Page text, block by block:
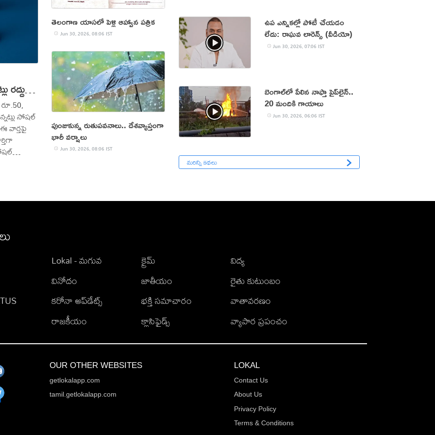
సోషల్
వార్తపై
తెలంగాణ యాసలో పెళ్లి ఆహ్వాన పత్రిక
Jun 30, 2026, 08:06 IST
పుంజుకున్న రుతుపవనాలు.. దేశవ్యాప్తంగా
భారీ వర్షాలు
Jun 30, 2026, 08:06 IST
ఉప ఎన్నికల్లో పోటీ చేయడం
లేదు: రాఘవ లారెన్స్ (వీడియో)
Jun 30, 2026, 07:06 IST
బెంగాల్‌లో పేలిన నాఫ్తా పైప్‌లైన్‌..
20 మందికి గాయాలు
Jun 30, 2026, 06:06 IST
మరిన్ని కథలు
Lokal - మగువ
వినోదం
కరోనా అప్‌డేట్స్
రాజకీయం
క్రైమ్
జాతీయం
భక్తి సమాచారం
క్లాసిఫైడ్స్
విద్య
రైతు కుటుంబం
వాతావరణం
వ్యాపార ప్రపంచం
OUR OTHER WEBSITES
getlokalapp.com
tamil.getlokalapp.com
LOKAL
Contact Us
About Us
Privacy Policy
Terms & Conditions